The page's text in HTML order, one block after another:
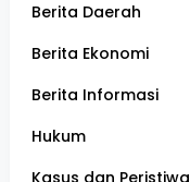
Berita Daerah
Berita Ekonomi
Berita Informasi
Hukum